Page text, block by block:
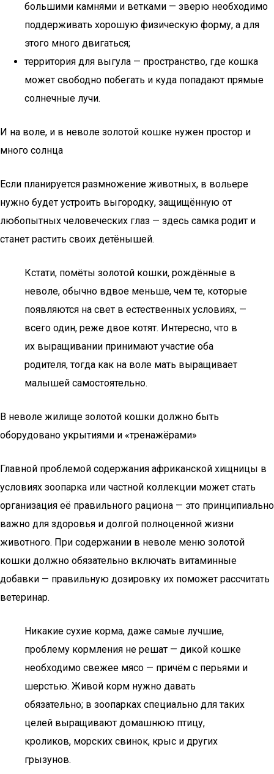
большими камнями и ветками — зверю необходимо
поддерживать хорошую физическую форму, а для
этого много двигаться;
территория для выгула — пространство, где кошка
может свободно побегать и куда попадают прямые
солнечные лучи.
И на воле, и в неволе золотой кошке нужен простор и
много солнца
Если планируется размножение животных, в вольере
нужно будет устроить выгородку, защищённую от
любопытных человеческих глаз — здесь самка родит и
станет растить своих детёнышей.
Кстати, помёты золотой кошки, рождённые в
неволе, обычно вдвое меньше, чем те, которые
появляются на свет в естественных условиях, —
всего один, реже двое котят. Интересно, что в
их выращивании принимают участие оба
родителя, тогда как на воле мать выращивает
малышей самостоятельно.
В неволе жилище золотой кошки должно быть
оборудовано укрытиями и «тренажёрами»
Главной проблемой содержания африканской хищницы в
условиях зоопарка или частной коллекции может стать
организация её правильного рациона — это принципиально
важно для здоровья и долгой полноценной жизни
животного. При содержании в неволе меню золотой
кошки должно обязательно включать витаминные
добавки — правильную дозировку их поможет рассчитать
ветеринар.
Никакие сухие корма, даже самые лучшие,
проблему кормления не решат — дикой кошке
необходимо свежее мясо — причём с перьями и
шерстью. Живой корм нужно давать
обязательно; в зоопарках специально для таких
целей выращивают домашнюю птицу,
кроликов, морских свинок, крыс и других
грызунов.